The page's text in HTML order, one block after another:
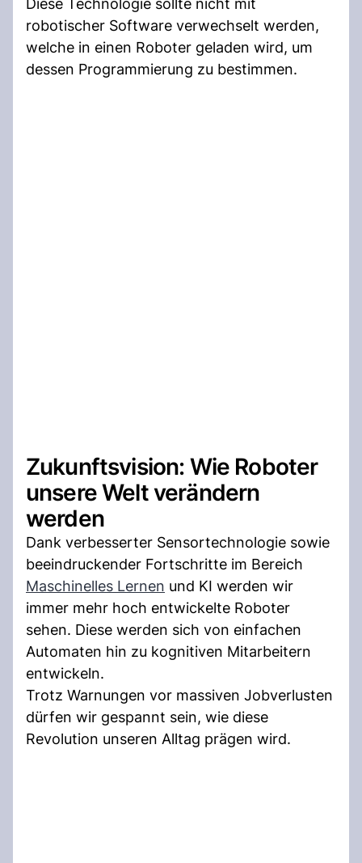
Diese Technologie sollte nicht mit
robotischer Software verwechselt werden,
welche in einen Roboter geladen wird, um
dessen Programmierung zu bestimmen.
Zukunftsvision: Wie Roboter
unsere Welt verändern
werden
Dank verbesserter Sensortechnologie sowie
beeindruckender Fortschritte im Bereich
Maschinelles Lernen und KI werden wir
immer mehr hoch entwickelte Roboter
sehen. Diese werden sich von einfachen
Automaten hin zu kognitiven Mitarbeitern
entwickeln.
Trotz Warnungen vor massiven Jobverlusten
dürfen wir gespannt sein, wie diese
Revolution unseren Alltag prägen wird.